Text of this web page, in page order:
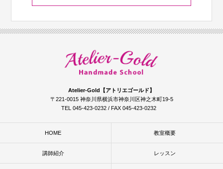
Atelier-Gold【アトリエゴールド】
〒221-0015 神奈川県横浜市神奈川区神之木町19-5
TEL 045-423-0232 / FAX 045-423-0232
HOME 教室概要
講師紹介 レッスン